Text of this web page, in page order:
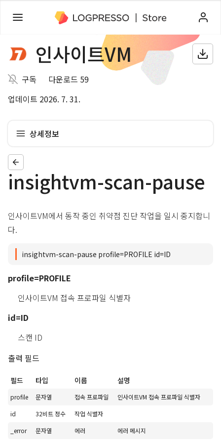
인사이트VM
구독
다운로드 59
업데이트 2026. 7. 31.
상세정보
insightvm-scan-pause
인사이트VM에서 동작 중인 취약점 진단 작업을 일시 중지합니
다.
insightvm-scan-pause profile=PROFILE id=ID
profile=PROFILE
인사이트VM 접속 프로파일 식별자
id=ID
스캔 ID
출력 필드
필드 타입 이름 설명
profile 문자열 접속 프로파일
인사이트VM 접속 프로파일 식별자
id
32비트 정수
작업 식별자
_error
문자열 에러 에러 메시지